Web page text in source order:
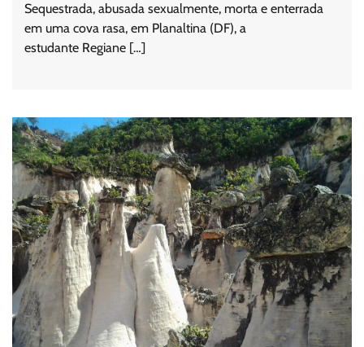
Sequestrada, abusada sexualmente, morta e enterrada
em uma cova rasa, em Planaltina (DF), a
estudante Regiane […]